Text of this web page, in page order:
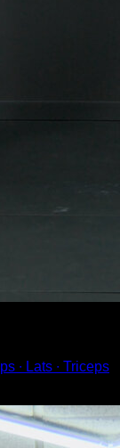
∙ Lats ∙ Triceps